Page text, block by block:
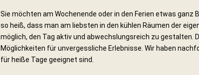
Sie möchten am Wochenende oder in den Ferien etwas
so heiß, dass man am liebsten in den kühlen Räumen der
möglich, den Tag aktiv und abwechslungsreich zu gestalten.
Möglichkeiten für unvergessliche Erlebnisse. Wir haben
für heiße Tage geeignet sind.